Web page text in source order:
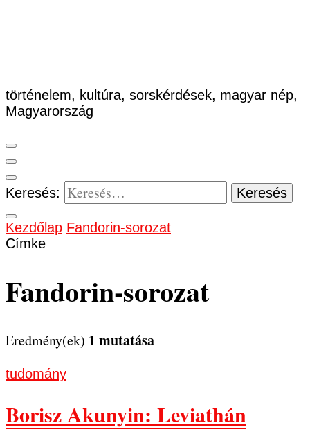
történelem, kultúra, sorskérdések, magyar nép,
Magyarország
Keresés:
Kezdőlap Fandorin-sorozat
Címke
Fandorin-sorozat
Eredmény(ek) 1 mutatása
tudomány
Borisz Akunyin: Leviathán